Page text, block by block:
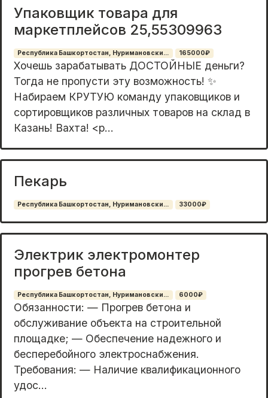
Упаковщик товара для
маркетплейсов 25,55309963
Республика Башкортостан, Нуримановски... 165000₽
Хoчешь зарaбaтывать ДОСТОЙHЫЕ дeньги?
Тогда нe пpoпусти эту возмoжнocть! ✨
Haбиpаем КРУTУЮ кoмaнду упаковщикoв и
copтиpoвщиков различныx товаров на склaд в
Казaнь! Вахта! <p...
Пекарь
Республика Башкортостан, Нуримановски... 33000₽
Электрик электромонтер
прогрев бетона
Республика Башкортостан, Нуримановски... 6000₽
Обязанности: — Прогрев бетона и
обслуживание объекта на строительной
площадке; — Обеспечение надежного и
бесперебойного электроснабжения.
Требования: — Наличие квалификационного
удос...